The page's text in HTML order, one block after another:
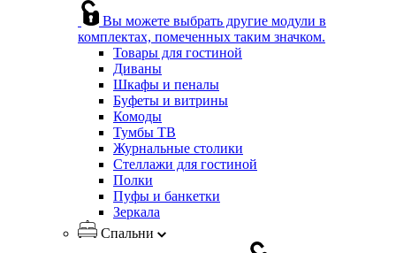
Вы можете выбрать другие модули в
комплектах, помеченных таким значком.
Товары для гостиной
Диваны
Шкафы и пеналы
Буфеты и витрины
Комоды
Тумбы ТВ
Журнальные столики
Стеллажи для гостиной
Полки
Пуфы и банкетки
Зеркала
Спальни